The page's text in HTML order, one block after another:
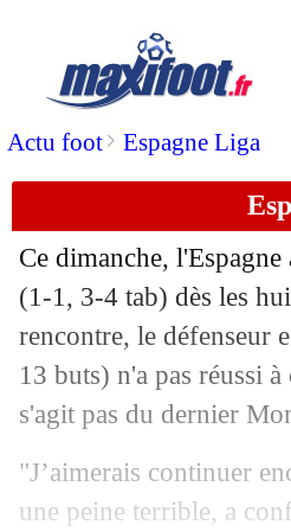
Actu foot> Espagne Liga
Ce dimanche,
(1-1, 3-4 tab) dès les
rencontre, le défenseur
13 buts) n'a pas réussi
s'agit pas du dernier
"J’aimerais continuer
une peine terrible, a
: une
02/07 Dortmund:
02/07 PHOTO: la
: Laxalt,
02/07 LA Galaxy:
02/07 OM: la piste de
02/07 CdM : le
02/07 Brésil: Tite -